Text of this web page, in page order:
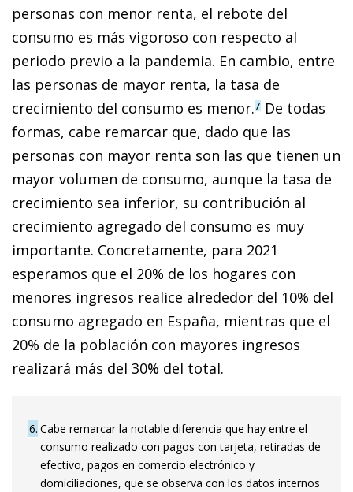
personas con menor renta, el rebote del
consumo es más vigoroso con respecto al
periodo previo a la pandemia. En cambio, entre
las personas de mayor renta, la tasa de
crecimiento del consumo es menor.7 De todas
formas, cabe remarcar que, dado que las
personas con mayor renta son las que tienen un
mayor volumen de consumo, aunque la tasa de
crecimiento sea inferior, su contribución al
crecimiento agregado del consumo es muy
importante. Concretamente, para 2021
esperamos que el 20% de los hogares con
menores ingresos realice alrededor del 10% del
consumo agregado en España, mientras que el
20% de la población con mayores ingresos
realizará más del 30% del total.
6 Cabe remarcar la notable diferencia que hay entre el
consumo realizado con pagos con tarjeta, retiradas de
efectivo, pagos en comercio electrónico y
domiciliaciones, que se observa con los datos internos